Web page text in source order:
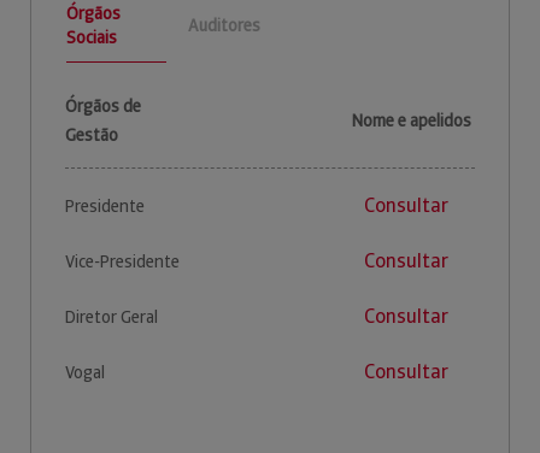
Órgãos
Sociais
Auditores
Órgãos de
Gestão
Nome e apelidos
Presidente Consultar
Vice-Presidente Consultar
Diretor Geral Consultar
Vogal Consultar